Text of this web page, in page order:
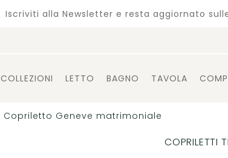
Iscriviti alla Newsletter e resta aggiornato
COLLEZIONI LETTO BAGNO TAVOLA
Copriletto Geneve matrimoniale
COPRILETTI